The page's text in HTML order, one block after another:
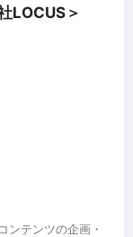
LOCUS＞
ンテンツの企画・